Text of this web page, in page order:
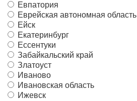
Евпатория
Еврейская автономная область
Ейск
Екатеринбург
Ессентуки
Забайкальский край
Златоуст
Иваново
Ивановская область
Ижевск